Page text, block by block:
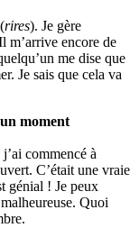
rires). Je gère
m’arrive encore de
me dise que
Je sais que cela va
moment
commencé à
C’était une vraie
génial ! Je peux
Quoi